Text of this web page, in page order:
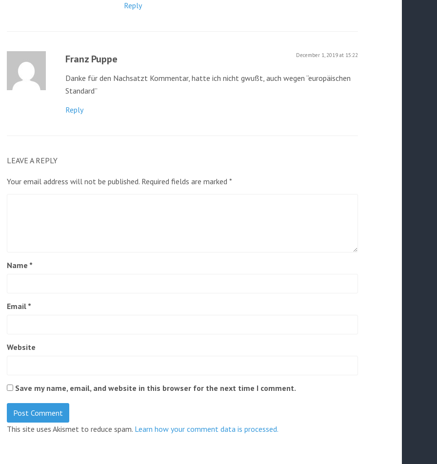
Reply
Franz Puppe December 1, 2019 at 15:22
Danke für den Nachsatzt Kommentar, hatte ich nicht gwußt, auch wegen “europäischen
Standard”
Reply
LEAVE A REPLY
Your email address will not be published. Required fields are marked *
Name *
Email *
Website
Save my name, email, and website in this browser for the next time I comment.
This site uses Akismet to reduce spam. Learn how your comment data is processed.